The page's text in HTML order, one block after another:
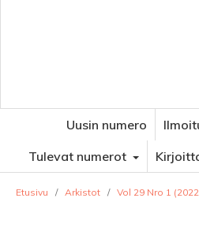
Uusin numero
Tulevat numerot
Etusivu / Arkistot / Vol 29 Nro 1